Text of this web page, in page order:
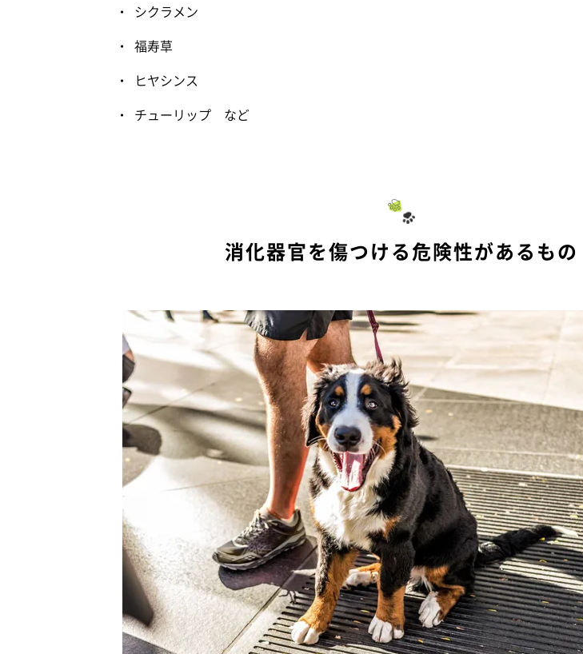
シクラメン
福寿草
ヒヤシンス
チューリップ など
消化器官を傷つける危険性があるもの